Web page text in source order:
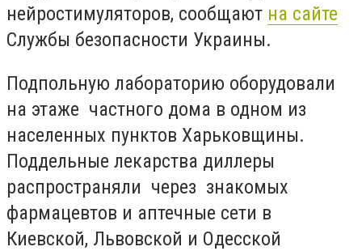
нейростимуляторов, сообщают на сайте
Службы безопасности Украины.
Подпольную лабораторию оборудовали
на этаже частного дома в одном из
населенных пунктов Харьковщины.
Поддельные лекарства диллеры
распространяли через знакомых
фармацевтов и аптечные сети в
Киевской, Львовской и Одесской